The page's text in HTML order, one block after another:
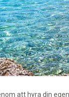
att hyra din